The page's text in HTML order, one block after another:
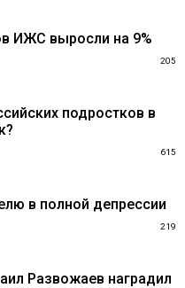
ИЖС выросли на 9%
205
подростков в
615
в полной депрессии
219
Развожаев наградил